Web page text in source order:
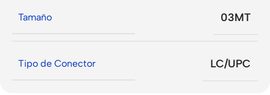
Tamaño 03MT
Tipo de Conector LC/UPC